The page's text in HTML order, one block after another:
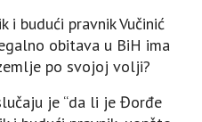
i budući pravnik Vučinić
obitava u BiH ima
po svojoj volji?
je “da li je Đorđe